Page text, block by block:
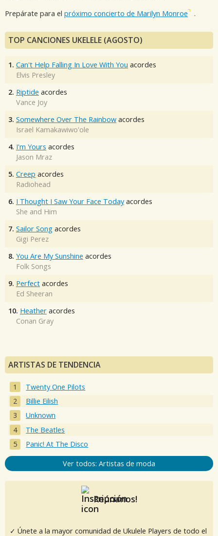
Prepárate para el próximo concierto de Marilyn Monroe .
TOP CANCIONES UKELELE (AGOSTO)
1. Can't Help Falling In Love With You acordes
Elvis Presley
2. Riptide acordes
Vance Joy
3. Somewhere Over The Rainbow acordes
Israel Kamakawiwo'ole
4. I'm Yours acordes
Jason Mraz
5. Creep acordes
Radiohead
6. I Thought I Saw Your Face Today acordes
She and Him
7. Sailor Song acordes
Gigi Perez
8. You Are My Sunshine acordes
Folk Songs
9. Perfect acordes
Ed Sheeran
10. Heather acordes
Conan Gray
ARTISTAS DE TENDENCIA
Twenty One Pilots
Billie Eilish
Unknown
The Beatles
Panic! At The Disco
Ver todos: Artistas de moda
Reúnanos!
✓ Únete a la mayor comunidad de Ukulele Players de todo el